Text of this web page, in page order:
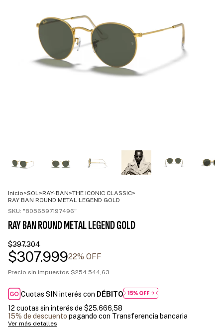
Inicio>SOL>RAY-BAN>THE ICONIC CLASSIC>
RAY BAN ROUND METAL LEGEND GOLD
SKU: "8056597197496"
RAY BAN ROUND METAL LEGEND GOLD
$397.304
$307.99922% OFF
Precio sin impuestos $254.544,63
Cuotas SIN interés con DÉBITO
12 cuotas sin interés de $25.666,58
15% de descuento pagando con Transferencia bancaria
Ver más detalles